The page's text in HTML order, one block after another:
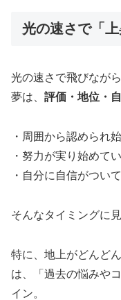
光の速さで「
光の速さで飛びなが
夢は、 評価・地位・
・周囲から認められ
・努力が実り始めて
・自分に自信がつい
そんなタイミングに
特に、地上がどんど
は、「過去の悩みや
イン。